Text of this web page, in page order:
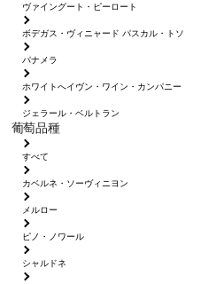
ヴァイングート・ピーロート
ボデガス・ヴィニャード パスカル・トソ
パナメラ
ホワイトへイヴン・ワイン・カンパニー
ジェラール・ベルトラン
葡萄品種
すべて
カベルネ・ソーヴィニヨン
メルロー
ピノ・ノワール
シャルドネ